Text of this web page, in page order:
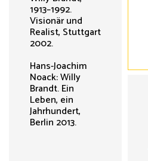
1913–1992.
Visionär und
Realist, Stuttgart
2002.
Hans-Joachim
Noack: Willy
Brandt. Ein
Leben, ein
Jahrhundert,
Berlin 2013.